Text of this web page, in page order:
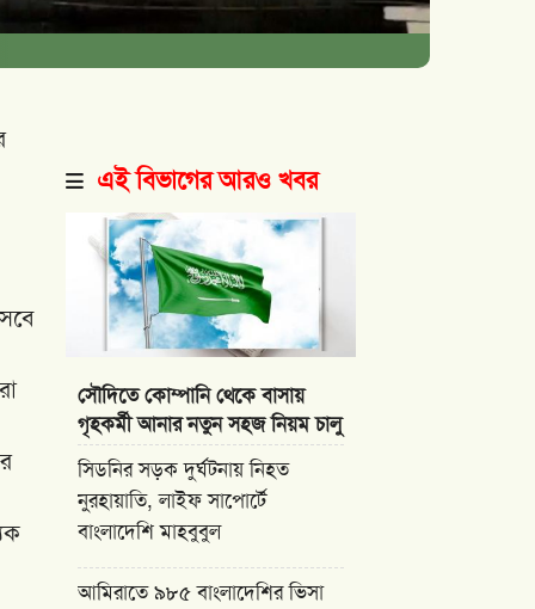
এই বিভাগের আরও খবর
সৌদিতে কোম্পানি থেকে বাসায়
গৃহকর্মী আনার নতুন সহজ নিয়ম চালু
সিডনির সড়ক দুর্ঘটনায় নিহত
নুরহায়াতি, লাইফ সাপোর্টে
বাংলাদেশি মাহবুবুল
আমিরাতে ৯৮৫ বাংলাদেশির ভিসা